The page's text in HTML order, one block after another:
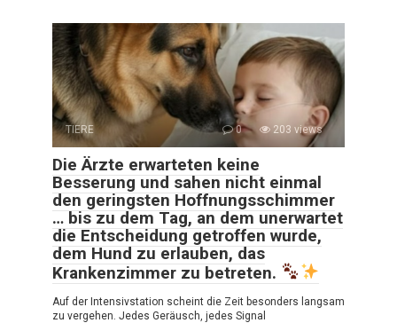
TIERE 0 203 views
Die Ärzte erwarteten keine
Besserung und sahen nicht einmal
den geringsten Hoffnungsschimmer
… bis zu dem Tag, an dem unerwartet
die Entscheidung getroffen wurde,
dem Hund zu erlauben, das
Krankenzimmer zu betreten.
Auf der Intensivstation scheint die Zeit besonders langsam
zu vergehen. Jedes Geräusch, jedes Signal